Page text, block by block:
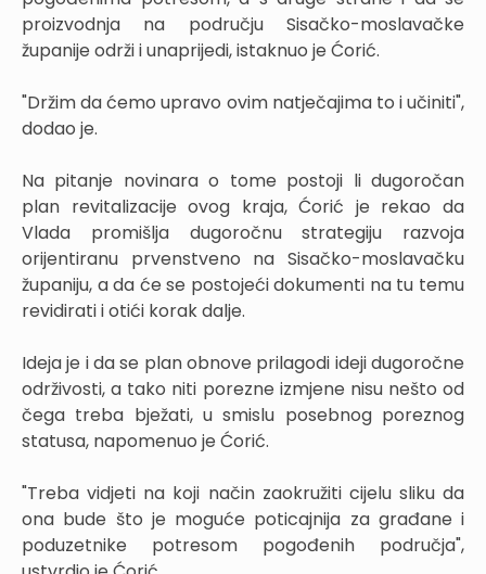
proizvodnja na području Sisačko-moslavačke
županije održi i unaprijedi, istaknuo je Ćorić.
"Držim da ćemo upravo ovim natječajima to i učiniti",
dodao je.
Na pitanje novinara o tome postoji li dugoročan
plan revitalizacije ovog kraja, Ćorić je rekao da
Vlada promišlja dugoročnu strategiju razvoja
orijentiranu prvenstveno na Sisačko-moslavačku
županiju, a da će se postojeći dokumenti na tu temu
revidirati i otići korak dalje.
Ideja je i da se plan obnove prilagodi ideji dugoročne
održivosti, a tako niti porezne izmjene nisu nešto od
čega treba bježati, u smislu posebnog poreznog
statusa, napomenuo je Ćorić.
"Treba vidjeti na koji način zaokružiti cijelu sliku da
ona bude što je moguće poticajnija za građane i
poduzetnike potresom pogođenih područja",